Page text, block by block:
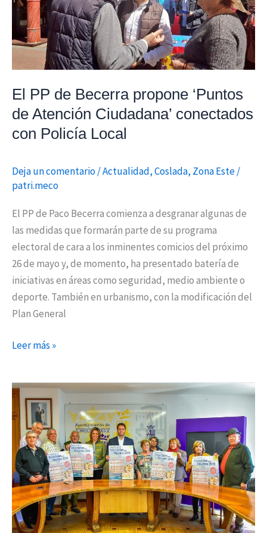
El PP de Becerra propone ‘Puntos
de Atención Ciudadana’ conectados
con Policía Local
Deja un comentario/Actualidad,Coslada, Zona Este/
patri.meco
El PP de Paco Becerra comienza a desgranar algunas de
las medidas que formarán parte de su programa
electoral de cara a los inminentes comicios del próximo
26 de mayo y, de momento, ha presentado batería de
iniciativas en áreas como seguridad, medio ambiente o
deporte. También en urbanismo, con la modificación del
Plan General
propone
‘Puntos
de
Atención
Ciudadana’
conectados
con
Local
Leer más »
Nueve
destinos
en
el
programa
de
‘Vacaciones
para
Mayores’